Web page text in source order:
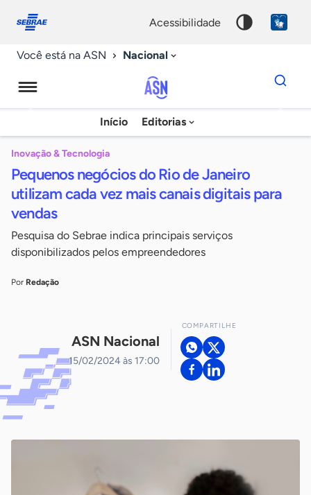
conosco
acessibilidade
Você está na ASN Nacional
Agência
Sebrae
Notícias
Início Editorias
Dados
para
chave
Inovação & Tecnologia
Pequenos negócios do Rio de Janeiro
utilizam cada vez mais canais digitais para
vendas
Pesquisa do Sebrae indica principais serviços
disponibilizados pelos empreendedores
Por Redação
ASN Nacional
15/02/2024 às 17:00
COMPARTILHE